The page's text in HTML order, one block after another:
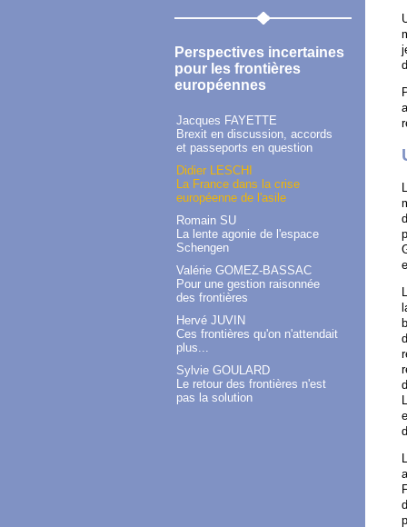
Perspectives incertaines
pour les frontières
européennes
Jacques FAYETTE
Brexit en discussion, accords
et passeports en question
Didier LESCHI
La France dans la crise
européenne de l'asile
Romain SU
La lente agonie de l'espace
Schengen
Valérie GOMEZ-BASSAC
Pour une gestion raisonnée
des frontières
Hervé JUVIN
Ces frontières qu'on n'attendait
plus...
Sylvie GOULARD
Le retour des frontières n'est
pas la solution